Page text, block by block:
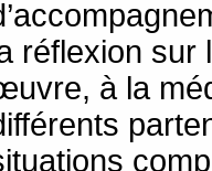
réflexion sur
à la